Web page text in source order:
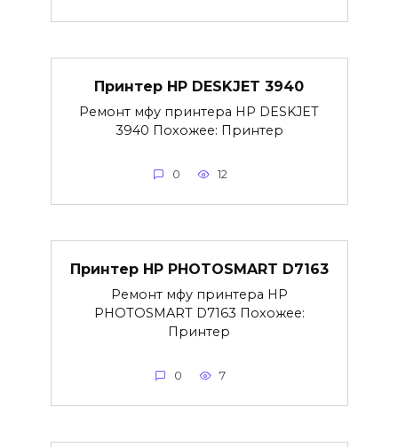
Принтер HP DESKJET 3940
Ремонт мфу принтера HP DESKJET
3940 Похожее: Принтер
0 12
Принтер HP PHOTOSMART D7163
Ремонт мфу принтера HP
PHOTOSMART D7163 Похожее:
Принтер
0 7